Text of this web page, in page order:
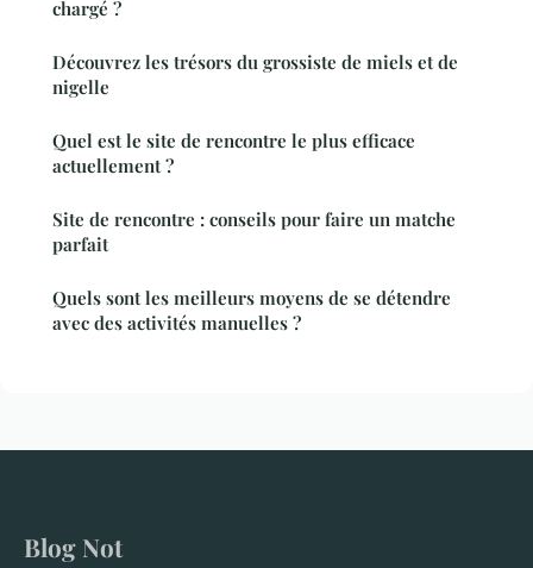
chargé ?
Découvrez les trésors du grossiste de miels et de
nigelle
Quel est le site de rencontre le plus efficace
actuellement ?
Site de rencontre : conseils pour faire un matche
parfait
Quels sont les meilleurs moyens de se détendre
avec des activités manuelles ?
Blog Not